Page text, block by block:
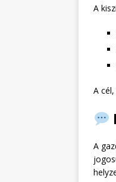
A
A
A